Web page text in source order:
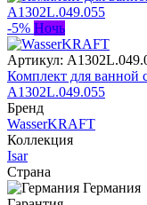
-5% Ночь
Артикул:
Комплект для ванной
A1302L.049.055
Бренд
WasserKRAFT
Коллекция
Isar
Страна
Германия